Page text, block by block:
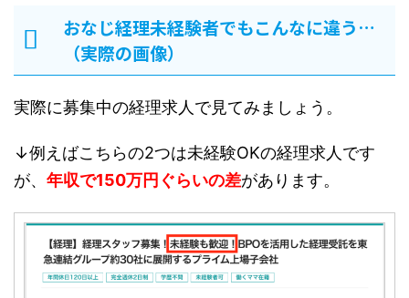
おなじ経理未経験者でもこんなに違う…
（実際の画像）
実際に募集中の経理求人で見てみましょう。
↓例えばこちらの2つは未経験OKの経理求人です
が、 年収で150万円ぐらいの差があります。